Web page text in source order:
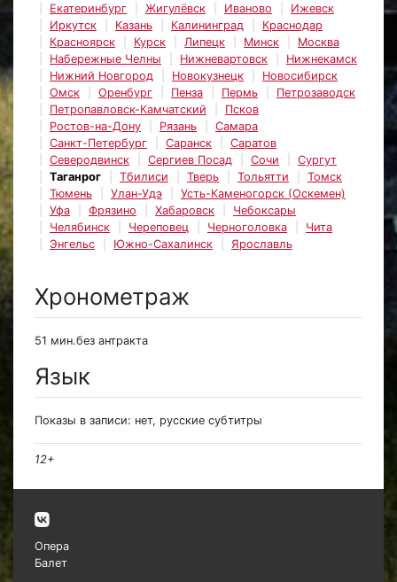
Екатеринбург
Жигулёвск Иваново
Ижевск
Иркутск
Казань Калининград
Краснодар
Красноярск
Курск Липецк Минск
Москва
Набережные Челны
Нижневартовск
Нижнекамск
Нижний Новгород
Новокузнецк
Новосибирск
Омск
Оренбург Пенза Пермь
Петрозаводск
Петропавловск-Камчатский
Псков
Ростов-на-Дону
Рязань
Самара
Санкт-Петербург
Саранск
Саратов
Северодвинск
Сергиев Посад Сочи
Сургут
Таганрог
Тбилиси Тверь Тольятти
Томск
Тюмень
Улан-Удэ
Усть-Каменогорск (Оскемен)
Уфа
Фрязино Хабаровск
Чебоксары
Челябинск
Череповец Черноголовка
Чита
Энгельс
Южно-Сахалинск Ярославль
Хронометраж
51 мин.без антракта
Язык
Показы в записи: нет, русские субтитры
12+
Опера
Балет